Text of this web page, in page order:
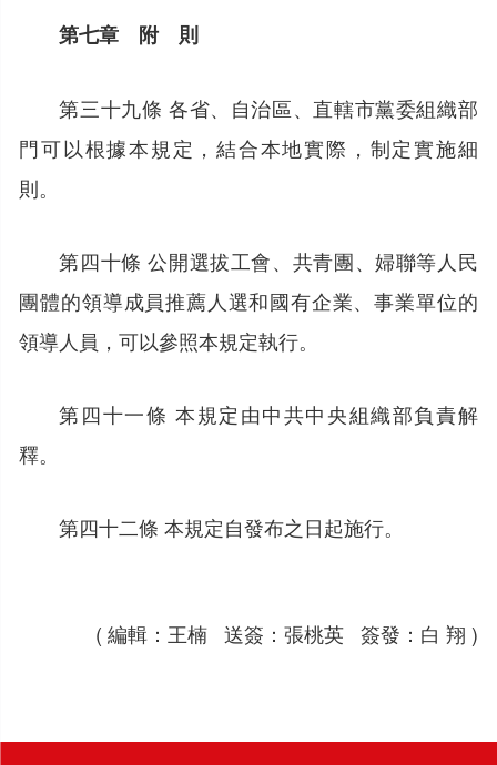
第七章 附 則
第三十九條 各省、自治區、直轄市黨委組織部
門可以根據本規定，結合本地實際，制定實施細
則。
第四十條 公開選拔工會、共青團、婦聯等人民
團體的領導成員推薦人選和國有企業、事業單位的
領導人員，可以參照本規定執行。
第四十一條 本規定由中共中央組織部負責解
釋。
第四十二條 本規定自發布之日起施行。
( 編輯：王楠 送簽：張桃英 簽發：白 翔 )